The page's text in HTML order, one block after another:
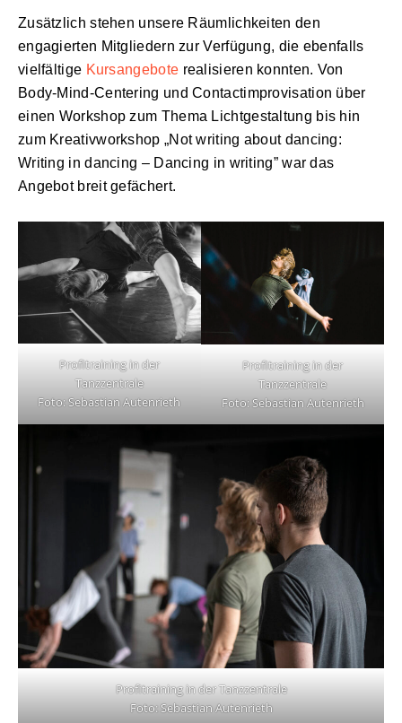
Zusätzlich stehen unsere Räumlichkeiten den
engagierten Mitgliedern zur Verfügung, die ebenfalls
vielfältige Kursangebote realisieren konnten. Von
Body-Mind-Centering und Contactimprovisation über
einen Workshop zum Thema Lichtgestaltung bis hin
zum Kreativworkshop „Not writing about dancing:
Writing in dancing – Dancing in writing” war das
Angebot breit gefächert.
Profitraining in der
Tanzzentrale
Foto: Sebastian Autenrieth
Profitraining in der
Tanzzentrale
Foto: Sebastian Autenrieth
Profitraining in der Tanzzentrale
Foto: Sebastian Autenrieth